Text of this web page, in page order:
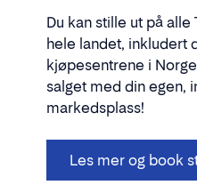
Du kan stille ut på
hele landet, inkludert
kjøpesentrene i
salget med din egen,
markedsplass!
Les mer og book